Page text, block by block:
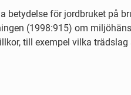
betydelse för jordbruket på
(1998:915) om
till exempel vilka trädslag